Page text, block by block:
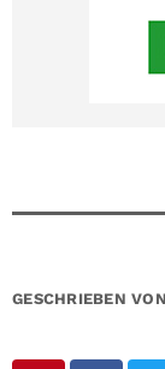
GESCHRIEBEN